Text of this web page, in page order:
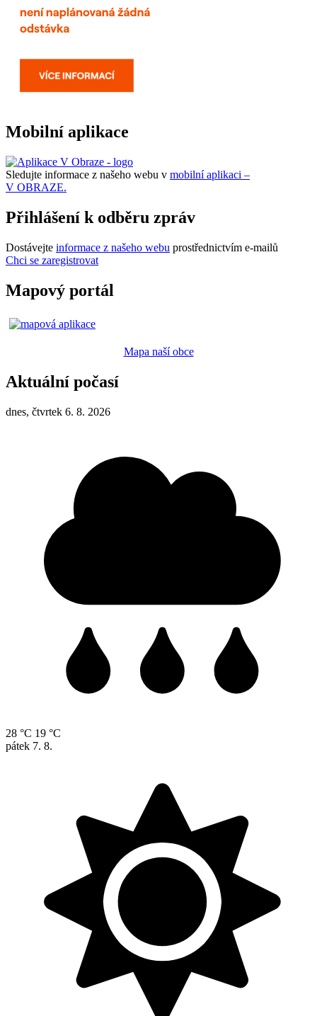
Mobilní aplikace
Sledujte informace z našeho webu v mobilní aplikaci –
V OBRAZE.
Přihlášení k odběru zpráv
Dostávejte informace z našeho webu prostřednictvím e-mailů
Chci se zaregistrovat
Mapový portál
Mapa naší obce
Aktuální počasí
dnes, čtvrtek 6. 8. 2026
28 °C 19 °C
pátek 7. 8.